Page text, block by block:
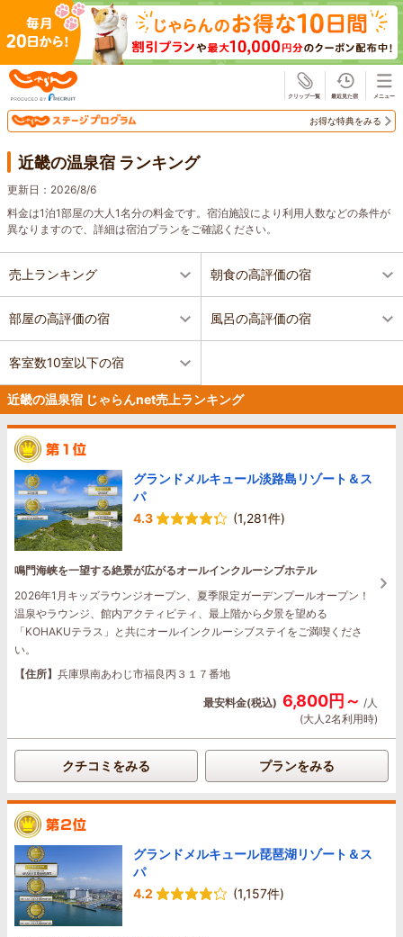
お得な特典をみる
近畿の温泉宿 ランキング
更新日： 2026/8/6
料金は1泊1部屋の大人1名分の料金です。宿泊施設により利用人数などの条件が
異なりますので、詳細は宿泊プランをご確認ください。
売上ランキング 朝食の高評価の宿
部屋の高評価の宿 風呂の高評価の宿
客室数10室以下の宿
近畿の温泉宿 じゃらんnet売上ランキング
グランドメルキュール淡路島リゾート＆ス
パ
4.3
(1,281件)
鳴門海峡を一望する絶景が広がるオールインクルーシブホテル
2026年1月キッズラウンジオープン、夏季限定ガーデンプールオープン！
温泉やラウンジ、館内アクティビティ、最上階から夕景を望める
「KOHAKUテラス」と共にオールインクルーシブステイをご満喫くださ
い。
【住所】 兵庫県南あわじ市福良丙３１７番地
最安料金(税込) 6,800円～ /人
(大人2名利用時)
クチコミをみる プランをみる
グランドメルキュール琵琶湖リゾート＆ス
パ
4.2
(1,157件)